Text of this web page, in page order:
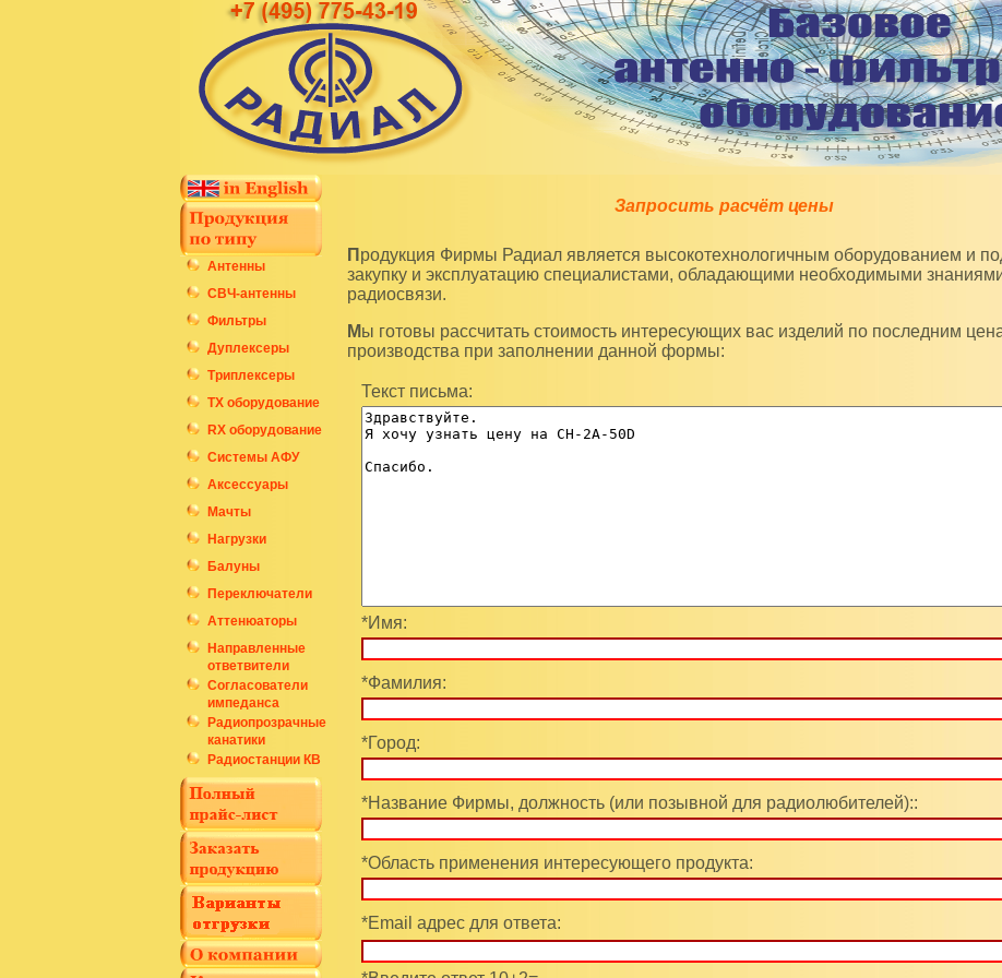
Антенны
СВЧ-антенны
Фильтры
Дуплексеры
Триплексеры
ТХ оборудование
RX оборудование
Системы АФУ
Аксессуары
Мачты
Нагрузки
Балуны
Переключатели
Аттенюаторы
Направленные
ответвители
Согласователи
импеданса
Радиопрозрачные
канатики
Радиостанции КВ
Запросить расчёт цены
Продукция Фирмы Радиал является высокотехнологичным оборудованием и подразумевает
закупку и эксплуатацию специалистами, обладающими необходимыми
радиосвязи.
Мы готовы рассчитать стоимость интересующих вас изделий по последним ценам нашего
производства при заполнении данной формы:
Текст письма:
*Имя:
*Фамилия:
*Город:
*Название Фирмы, должность (или позывной для радиолюбителей)::
*Область применения интересующего продукта:
*Email адрес для ответа: